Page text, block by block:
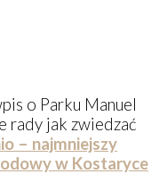
o Parku Manuel
rady jak zwiedzać
– najmniejszy
w Kostaryce